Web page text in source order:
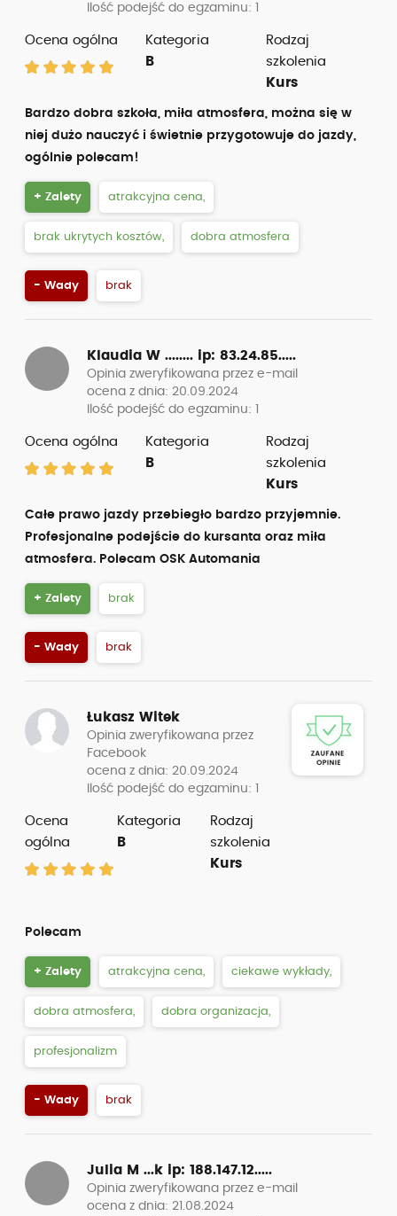
Ilość podejść do egzaminu: 1
Ocena ogólna
Kategoria
B
Rodzaj
szkolenia
Kurs
Bardzo dobra szkoła, miła atmosfera, można się w
niej dużo nauczyć i świetnie przygotowuje do jazdy,
ogólnie polecam!
+ Zalety atrakcyjna cena,
brak ukrytych kosztów, dobra atmosfera
- Wady brak
Klaudia W ........ ip: 83.24.85.....
Opinia zweryfikowana przez e-mail
ocena z dnia: 20.09.2024
Ilość podejść do egzaminu: 1
Ocena ogólna
Kategoria
B
Rodzaj
szkolenia
Kurs
Całe prawo jazdy przebiegło bardzo przyjemnie.
Profesjonalne podejście do kursanta oraz miła
atmosfera. Polecam OSK Automania
+ Zalety brak
- Wady brak
Łukasz Witek
Opinia zweryfikowana przez
Facebook
ocena z dnia: 20.09.2024
Ilość podejść do egzaminu: 1
Ocena
ogólna
Kategoria
B
Rodzaj
szkolenia
Kurs
Polecam
+ Zalety atrakcyjna cena, ciekawe wykłady,
dobra atmosfera, dobra organizacja,
profesjonalizm
- Wady brak
Julia M ...k ip: 188.147.12.....
Opinia zweryfikowana przez e-mail
ocena z dnia: 21.08.2024